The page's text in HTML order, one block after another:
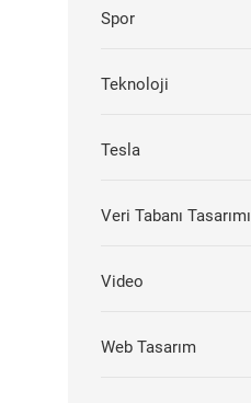
Spor
Teknoloji
Tesla
Veri Tabanı Tasarımı
Video
Web Tasarım